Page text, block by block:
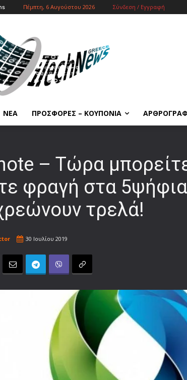
Πέμπτη, 6 Αυγούστου 2026 Σύνδεση / Εγγραφή
ΝΕΑ ΠΡΟΣΦΟΡΕΣ – ΚΟΥΠΟΝΙΑ
– Τώρα
φραγή στα
τρελά!
30 Ιουλίου 2019